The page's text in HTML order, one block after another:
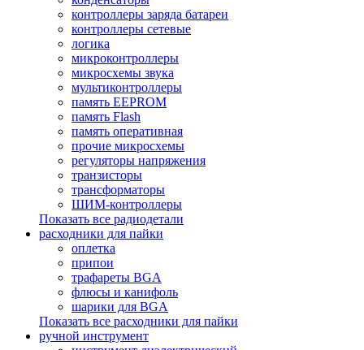
контроллеры заряда батареи
контроллеры сетевые
логика
микроконтроллеры
микросхемы звука
мультиконтроллеры
память EEPROM
память Flash
память оперативная
прочие микросхемы
регуляторы напряжения
транзисторы
трансформаторы
ШИМ-контроллеры
Показать все радиодетали
расходники для пайки
оплетка
припои
трафареты BGA
флюсы и канифоль
шарики для BGA
Показать все расходники для пайки
ручной инструмент